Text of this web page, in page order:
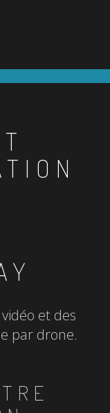
et des
par drone.